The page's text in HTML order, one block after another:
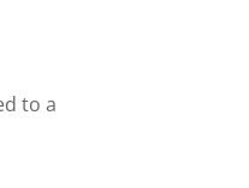
to a